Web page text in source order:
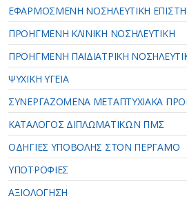
ΕΦΑΡΜΟΣΜΕΝΗ ΝΟΣΗΛΕΥΤΙΚΗ
ΠΡΟΗΓΜΕΝΗ ΚΛΙΝΙΚΗ ΝΟΣΗΛΕΥΤΙΚΗ
ΠΡΟΗΓΜΕΝΗ ΠΑΙΔΙΑΤΡΙΚΗ
ΨΥΧΙΚΗ ΥΓΕΙΑ
ΣΥΝΕΡΓΑΖΟΜΕΝΑ ΜΕΤΑΠΤΥΧΙΑΚΑ
ΚΑΤΑΛΟΓΟΣ ΔΙΠΛΩΜΑΤΙΚΩΝ ΠΜΣ
ΟΔΗΓΙΕΣ ΥΠΟΒΟΛΗΣ ΣΤΟΝ ΠΕΡΓΑΜΟ
ΥΠΟΤΡΟΦΙΕΣ
ΑΞΙΟΛΟΓΗΣΗ